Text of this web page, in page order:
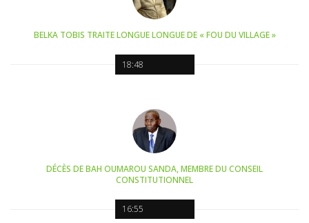
18:48
BELKA TOBIS TRAITE LONGUE LONGUE DE « FOU DU VILLAGE »
16:55
DÉCÈS DE BAH OUMAROU SANDA, MEMBRE DU CONSEIL
CONSTITUTIONNEL